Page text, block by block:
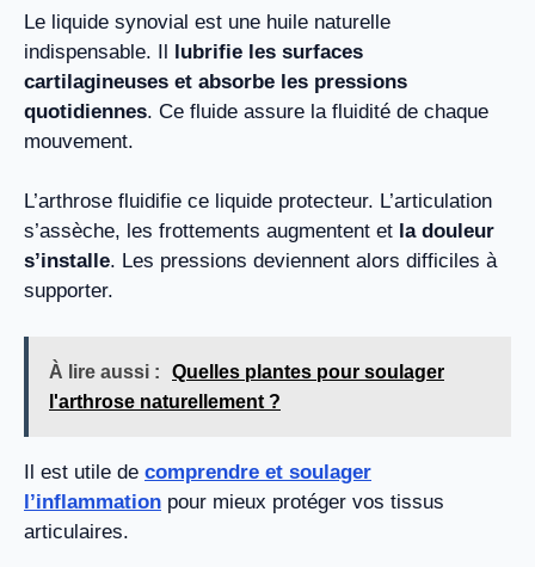
Le liquide synovial est une huile naturelle
indispensable. Il lubrifie les surfaces
cartilagineuses et absorbe les pressions
quotidiennes. Ce fluide assure la fluidité de chaque
mouvement.
L’arthrose fluidifie ce liquide protecteur. L’articulation
s’assèche, les frottements augmentent et la douleur
s’installe. Les pressions deviennent alors difficiles à
supporter.
À lire aussi :
Quelles plantes pour soulager
l'arthrose naturellement ?
Il est utile de comprendre et soulager
l’inflammation pour mieux protéger vos tissus
articulaires.